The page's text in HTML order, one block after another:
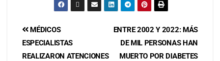
ENTRE 2002 Y 2022: MÁS
DE MIL PERSONAS HAN
MUERTO POR DIABETES
MÉDICOS
ESPECIALISTAS
REALIZARON ATENCIONES